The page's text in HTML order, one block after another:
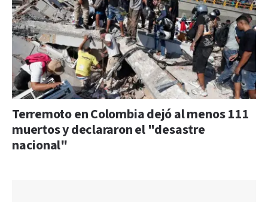
Terremoto en Colombia dejó al menos 111
muertos y declararon el "desastre
nacional"